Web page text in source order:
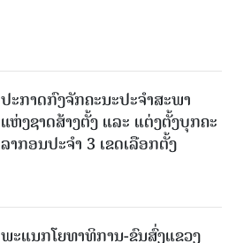
ປະກາດກົງຈັກຄະນະປະຈໍາສະພາ
ແຫ່ງຊາດສ້າງຕັ້ງ ແລະ ແຕ່ງຕັ້ງບຸກຄະ
ລາກອນປະຈໍາ 3 ເຂດເລືອກຕັ້ງ
ພະແນກໂຍທາທິການ-ຂົນສົ່ງແຂວງ